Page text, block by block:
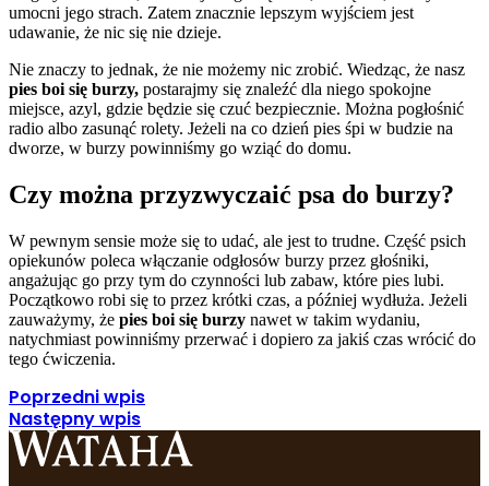
umocni jego strach. Zatem znacznie lepszym wyjściem jest
udawanie, że nic się nie dzieje.
Nie znaczy to jednak, że nie możemy nic zrobić. Wiedząc, że nasz
pies boi się burzy, postarajmy się znaleźć dla niego spokojne
miejsce, azyl, gdzie będzie się czuć bezpiecznie. Można pogłośnić
radio albo zasunąć rolety. Jeżeli na co dzień pies śpi w budzie na
dworze, w burzy powinniśmy go wziąć do domu.
Czy można przyzwyczaić psa do burzy?
W pewnym sensie może się to udać, ale jest to trudne. Część psich
opiekunów poleca włączanie odgłosów burzy przez głośniki,
angażując go przy tym do czynności lub zabaw, które pies lubi.
Początkowo robi się to przez krótki czas, a później wydłuża. Jeżeli
zauważymy, że pies boi się burzy nawet w takim wydaniu,
natychmiast powinniśmy przerwać i dopiero za jakiś czas wrócić do
tego ćwiczenia.
Poprzedni wpis
Następny wpis